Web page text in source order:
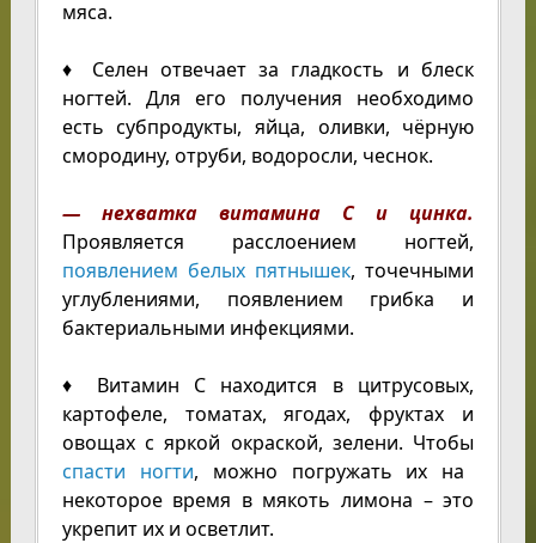
мяса.
♦ Селен отвечает за гладкость и блеск
ногтей. Для его получения необходимо
есть субпродукты, яйца, оливки, чёрную
смородину, отруби, водоросли, чеснок.
— нехватка витамина С и цинка.
Проявляется расслоением ногтей,
появлением белых пятнышек, точечными
углублениями, появлением грибка и
бактериальными инфекциями.
♦ Витамин С находится в цитрусовых,
картофеле, томатах, ягодах, фруктах и
овощах с яркой окраской, зелени. Чтобы
спасти ногти, можно погружать их на
некоторое время в мякоть лимона – это
укрепит их и осветлит.